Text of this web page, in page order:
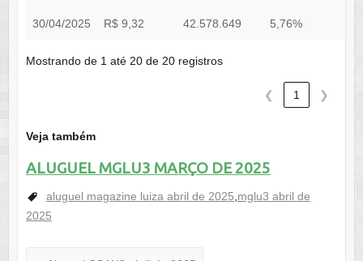
30/04/2025 R$ 9,32 42.578.649 5,76%
Mostrando de 1 até 20 de 20 registros
❮ 1 ❯
Veja também
ALUGUEL MGLU3 MARÇO DE 2025
aluguel magazine luiza abril de 2025 mglu3 abril de
2025